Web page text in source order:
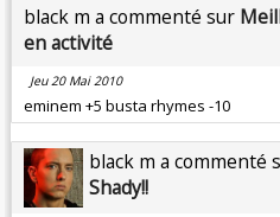
black m a commenté sur
en activité
Jeu 20 Mai 2010
eminem +5 busta rhymes -10
black m a commenté
Shady!!